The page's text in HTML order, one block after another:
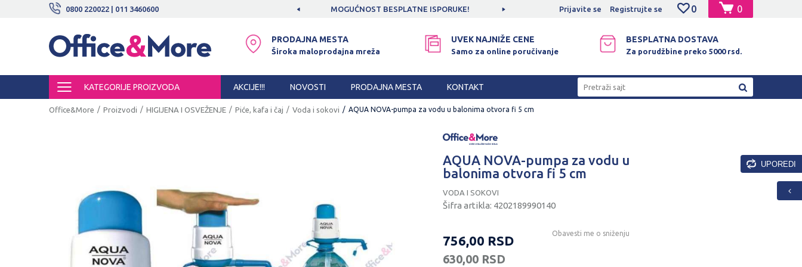
0800 220022 | 011 3460600
ISPORUKE! SIGURNO PLAĆANJE PLATNIM KARTICAMA! MOGUĆNOST BESPLATNE ISPORUKE! SIGURNO PLAĆANJE PLATNIM KARTICAMA! 0
0
Prijavite se Registrujte se
PRODAJNA MESTA
Široka maloprodajna mreža
UVEK NAJNIŽE CENE
Samo za online poručivanje
BESPLATNA DOSTAVA
Za porudžbine preko 5000 rsd.
KATEGORIJE PROIZVODA AKCIJE!!! NOVOSTI PRODAJNA MESTA KONTAKT Pretraži sajt
Office&More Proizvodi HIGIJENA I OSVEŽENJE Piće, kafa i čaj Voda i sokovi AQUA NOVA-pumpa za vodu u balonima otvora fi 5 cm
AQUA NOVA-pumpa za vodu u
balonima otvora fi 5 cm
VODA I SOKOVI
Šifra artikla: 4202189990140
756,00 RSD
630,00 RSD
Obavesti me o sniženju
UPOREDI